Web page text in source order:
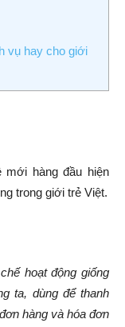
vụ hay cho giới
mới hàng đầu hiện
trong giới trẻ Việt.
hoạt động giống
ta, dùng để thanh
hàng và hóa đơn